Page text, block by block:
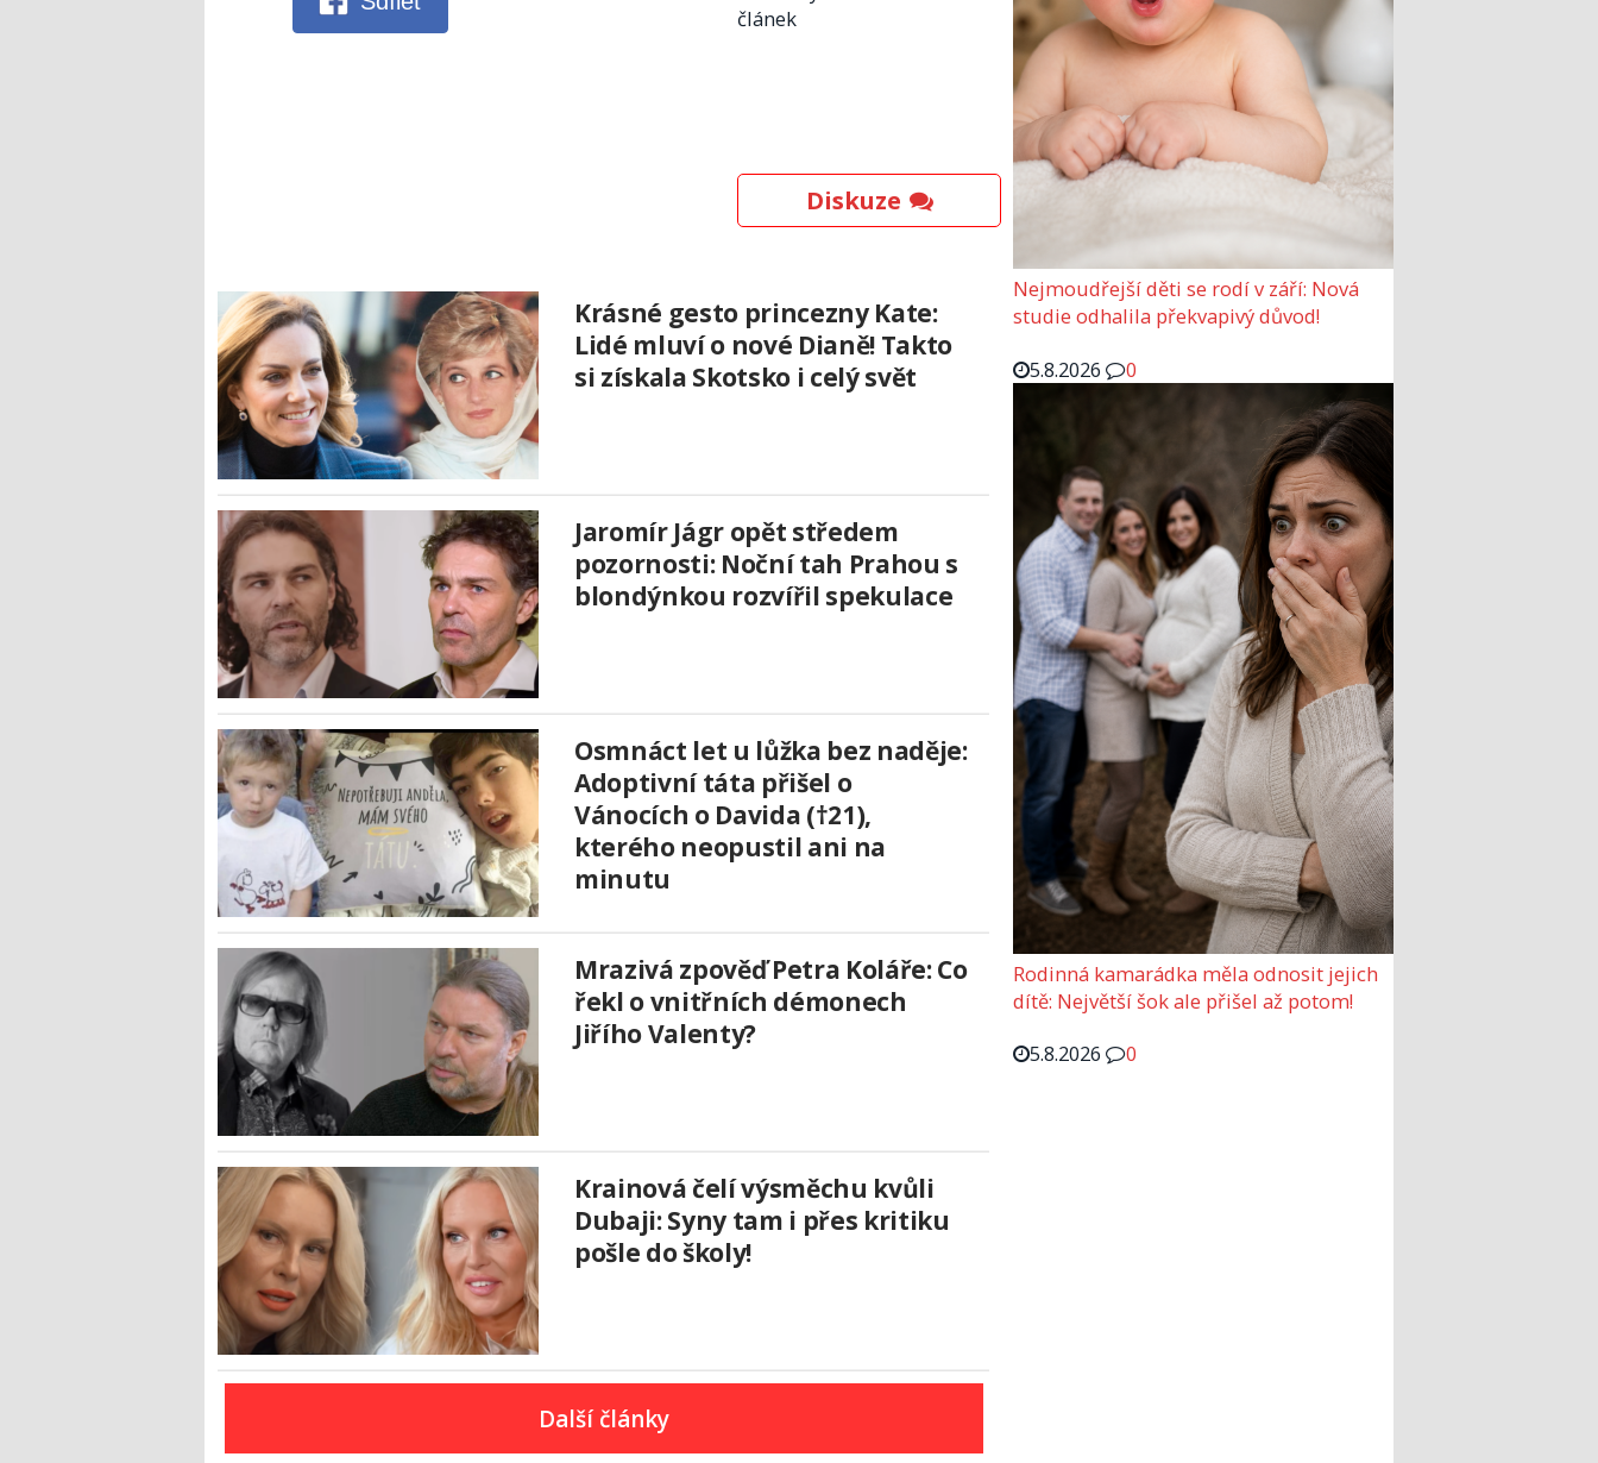
článek
Diskuze
Krásné gesto princezny Kate:
Lidé mluví o nové Dianě! Takto
si získala Skotsko i celý svět
Jaromír Jágr opět středem
pozornosti: Noční tah Prahou s
blondýnkou rozvířil spekulace
Osmnáct let u lůžka bez naděje:
Adoptivní táta přišel o
Vánocích o Davida (†21),
kterého neopustil ani na
minutu
Mrazivá zpověď Petra Koláře: Co
řekl o vnitřních démonech
Jiřího Valenty?
Krainová čelí výsměchu kvůli
Dubaji: Syny tam i přes kritiku
pošle do školy!
Další články
Nejmoudřejší děti se rodí v září: Nová
studie odhalila překvapivý důvod!
5.8.2026
0
Rodinná kamarádka měla odnosit jejich
dítě: Největší šok ale přišel až potom!
5.8.2026
0